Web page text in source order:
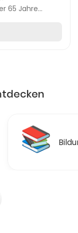
65 Jahre